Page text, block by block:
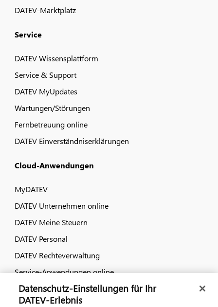
DATEV-Marktplatz
Service
DATEV Wissensplattform
Service & Support
DATEV MyUpdates
Wartungen/Störungen
Fernbetreuung online
DATEV Einverständniserklärungen
Cloud-Anwendungen
MyDATEV
DATEV Unternehmen online
DATEV Meine Steuern
DATEV Personal
DATEV Rechteverwaltung
Service-Anwendungen online
Dialog & Medien
Datenschutz-Einstellungen für Ihr
DATEV-Erlebnis